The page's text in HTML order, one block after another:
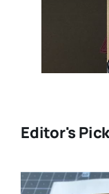
Editor's